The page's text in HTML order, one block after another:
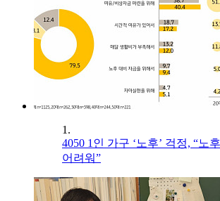
1.
4050 1인 가구 ‘노후’ 걱정, “노
어려워”